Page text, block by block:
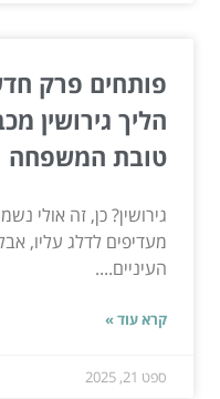
פותחים פרק
הליך גירושין
טובת המשפחה
גירושין? כן, זה אולי
מעדיפים לדלג עליו,
העיניים....
קרא עוד »
ספט 21, 2025